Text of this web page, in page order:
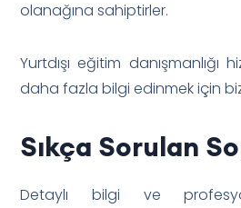
olanağına sahiptirler.
Yurtdışı eğitim danışmanlığı
daha fazla bilgi edinmek için
Sıkça Sorulan
Detaylı bilgi ve